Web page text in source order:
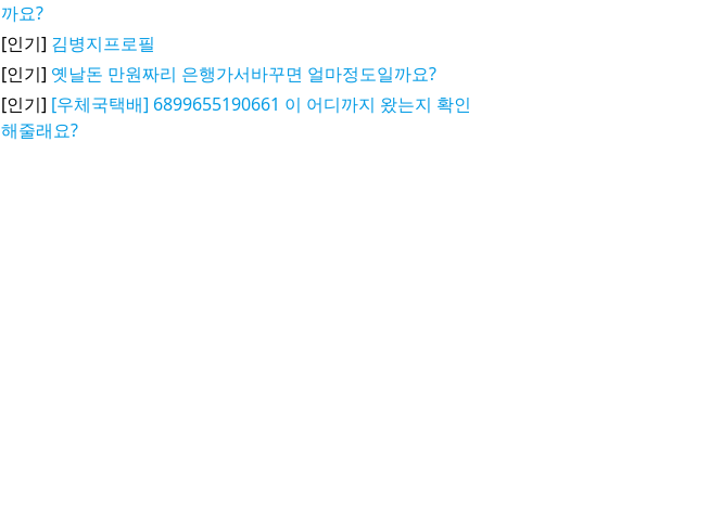
까요?
[인기] 김병지프로필
[인기] 옛날돈 만원짜리 은행가서바꾸면 얼마정도일까요?
[인기] [우체국택배] 6899655190661 이 어디까지 왔는지 확인
해줄래요?